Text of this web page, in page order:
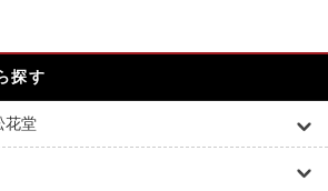
探す
花堂